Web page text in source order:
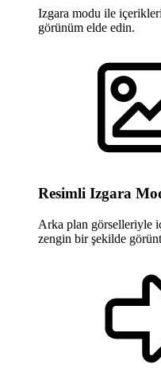
Izgara modu ile
görünüm elde edin.
Resimli Izgara
Arka plan görselleriyle
zengin bir şekilde